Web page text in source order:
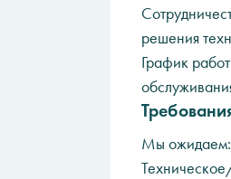
решения
График
Мы ожидаем: